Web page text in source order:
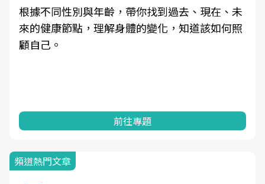
根據不同性別與年齡，帶你找到過去、現在、未
來的健康節點，理解身體的變化，知道該如何照
顧自己。
前往專題
頻道熱門文章